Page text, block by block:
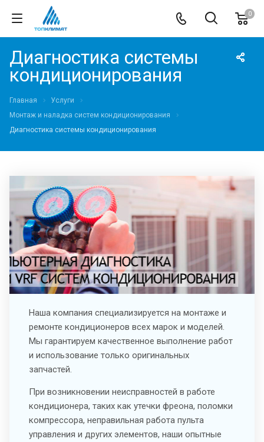
0
Диагностика системы
кондиционирования
Главная
Услуги
Монтаж и наладка систем кондиционирования
Диагностика системы кондиционирования
Наша компания специализируется на монтаже и
ремонте кондиционеров всех марок и моделей.
Мы гарантируем качественное выполнение работ
и использование только оригинальных
запчастей.
При возникновении неисправностей в работе
кондиционера, таких как утечки фреона, поломки
компрессора, неправильная работа пульта
управления и других элементов, наши опытные